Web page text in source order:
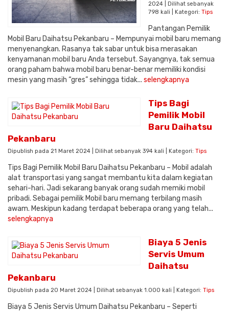
2024 | Dilihat sebanyak
798 kali | Kategori: Tips
Pantangan Pemilik
Mobil Baru Daihatsu Pekanbaru – Mempunyai mobil baru memang
menyenangkan. Rasanya tak sabar untuk bisa merasakan
kenyamanan mobil baru Anda tersebut. Sayangnya, tak semua
orang paham bahwa mobil baru benar-benar memiliki kondisi
mesin yang masih “gres” sehingga tidak... selengkapnya
Tips Bagi
Pemilik Mobil
Baru Daihatsu
Pekanbaru
Dipublish pada 21 Maret 2024 | Dilihat sebanyak 394 kali | Kategori: Tips
Tips Bagi Pemilik Mobil Baru Daihatsu Pekanbaru – Mobil adalah
alat transportasi yang sangat membantu kita dalam kegiatan
sehari-hari. Jadi sekarang banyak orang sudah memiki mobil
pribadi. Sebagai pemilik Mobil baru memang terbilang masih
awam. Meskipun kadang terdapat beberapa orang yang telah...
selengkapnya
Biaya 5 Jenis
Servis Umum
Daihatsu
Pekanbaru
Dipublish pada 20 Maret 2024 | Dilihat sebanyak 1.000 kali | Kategori: Tips
Biaya 5 Jenis Servis Umum Daihatsu Pekanbaru – Seperti